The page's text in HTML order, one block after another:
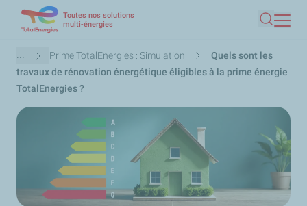
contenu
principal
Toutes nos solutions
multi-énergies
Fil
d'Ariane
... Prime TotalEnergies : Simulation
Quels sont les
travaux de rénovation énergétique éligibles à la prime énergie
TotalEnergies ?